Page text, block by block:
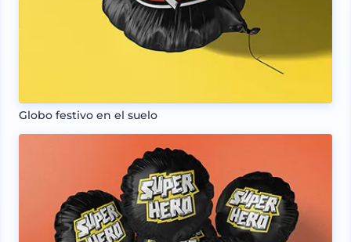
Globo festivo en el suelo